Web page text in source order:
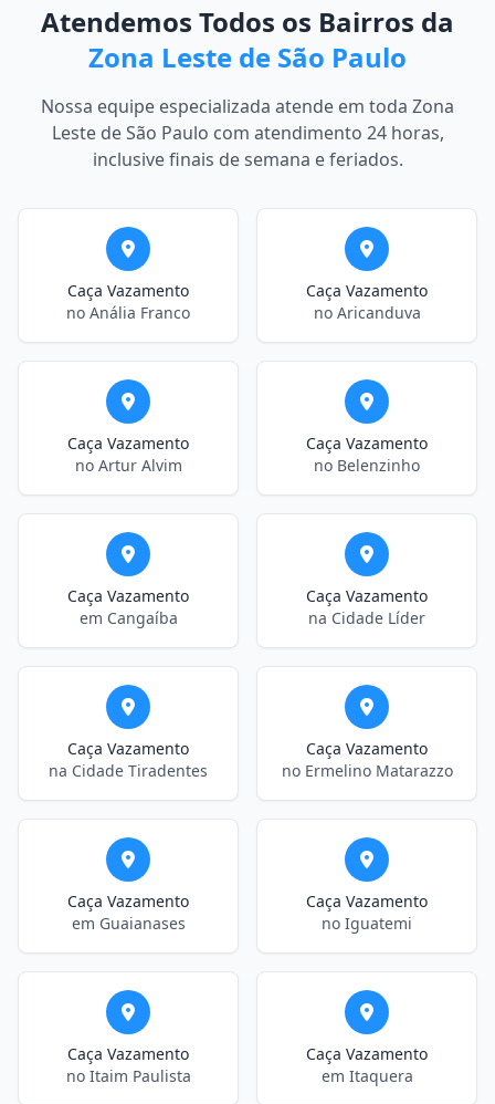
Atendemos Todos os Bairros da
Zona Leste de São Paulo
Nossa equipe especializada atende em toda Zona
Leste de São Paulo com atendimento 24 horas,
inclusive finais de semana e feriados.
Caça Vazamento
no Anália Franco
Caça Vazamento
no Aricanduva
Caça Vazamento
no Artur Alvim
Caça Vazamento
no Belenzinho
Caça Vazamento
em Cangaíba
Caça Vazamento
na Cidade Líder
Caça Vazamento
na Cidade Tiradentes
Caça Vazamento
no Ermelino Matarazzo
Caça Vazamento
em Guaianases
Caça Vazamento
no Iguatemi
Caça Vazamento
no Itaim Paulista
Caça Vazamento
em Itaquera